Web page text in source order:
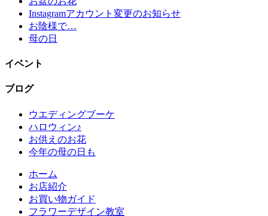
Instagramアカウント変更のお知らせ
お陰様で…
母の日
イベント
ブログ
ウエディングブーケ
ハロウィン♪
お供えのお花
今年の母の日も
ホーム
お店紹介
お買い物ガイド
フラワーデザイン教室